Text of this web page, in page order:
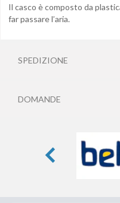
Il casco è composto da
far passare l’aria.
SPEDIZIONE
DOMANDE